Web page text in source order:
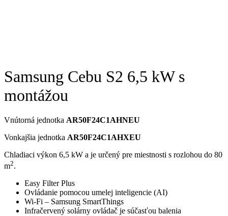
Samsung Cebu S2 6,5 kW s
montážou
Vnútorná jednotka AR50F24C1AHNEU
Vonkajšia jednotka AR50F24C1AHXEU
Chladiaci výkon 6,5 kW a je určený pre miestnosti s rozlohou do 80
m2.
Easy Filter Plus
Ovládanie pomocou umelej inteligencie (AI)
Wi-Fi – Samsung SmartThings
Infračervený solárny ovládač je súčasťou balenia